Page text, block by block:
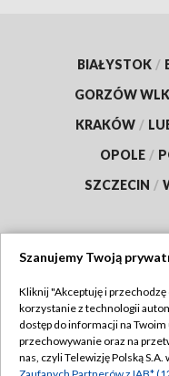
BIAŁYSTOK /
GORZÓW
KRAKÓW /
OPOLE /
SZCZECIN /
Abonament TVP
Emisja w TVP
Szanujemy Twoją
Kliknij "Akceptuję i
korzystanie z technologii
dostęp do informacji na
przechowywanie oraz na
nas, czyli Telewizję Polską